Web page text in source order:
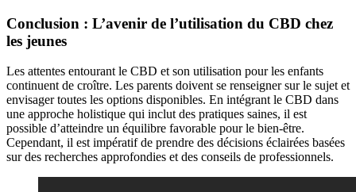
Conclusion : L’avenir de l’utilisation du CBD chez
les jeunes
Les attentes entourant le CBD et son utilisation pour les enfants
continuent de croître. Les parents doivent se renseigner sur le sujet et
envisager toutes les options disponibles. En intégrant le CBD dans
une approche holistique qui inclut des pratiques saines, il est
possible d’atteindre un équilibre favorable pour le bien-être.
Cependant, il est impératif de prendre des décisions éclairées basées
sur des recherches approfondies et des conseils de professionnels.